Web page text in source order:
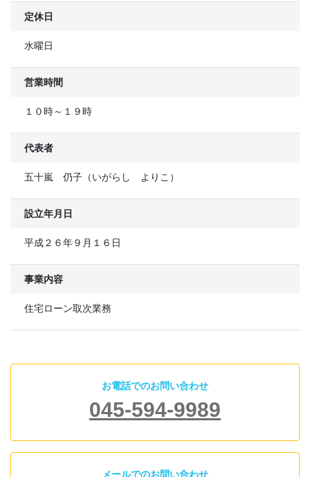
定休日
水曜日
営業時間
１０時～１９時
代表者
五十嵐 仍子（いがらし よりこ）
設立年月日
平成２６年９月１６日
事業内容
住宅ローン取次業務
お電話でのお問い合わせ
045-594-9989
メールでのお問い合わせ